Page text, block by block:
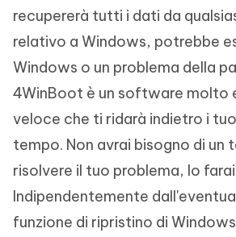
recupererà tutti i dati da
relativo a Windows, potrebbe
Windows o un problema della
4WinBoot è un software molto
veloce che ti ridarà indietro i
tempo. Non avrai bisogno di un
risolvere il tuo problema, lo
Indipendentemente
funzione di ripristino di